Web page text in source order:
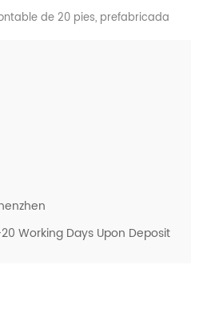
de 20 pies, prefabricada
Working Days Upon Deposit